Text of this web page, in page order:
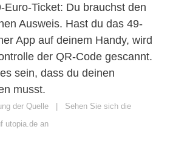
Euro-Ticket: Du brauchst den
Ausweis. Hast du das 49-
App auf deinem Handy, wird
der QR-Code gescannt.
sein, dass du deinen
musst.
der Quelle | Sehen Sie sich die
utopia.de an